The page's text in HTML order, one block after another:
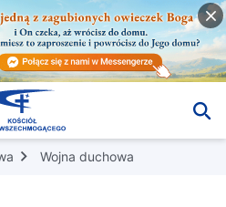
Wojna duchowa